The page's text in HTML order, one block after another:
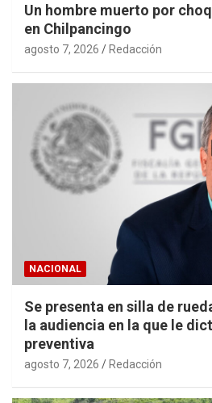
Un hombre muerto por
en Chilpancingo
agosto 7, 2026 Redacción
NACIONAL
Se presenta en silla de
la audiencia en la que le
preventiva
agosto 7, 2026 Redacción